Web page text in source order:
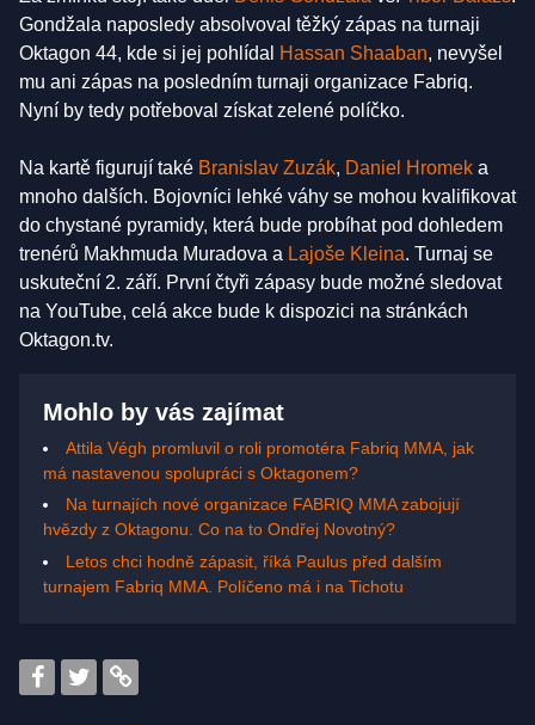
Gondžala naposledy absolvoval těžký zápas na turnaji
Oktagon 44, kde si jej pohlídal
Hassan Shaaban, nevyšel
mu ani zápas na posledním turnaji organizace Fabriq.
Nyní by tedy potřeboval získat zelené políčko.
Na kartě figurují také Branislav Zuzák, Daniel Hromek a
mnoho dalších. Bojovníci lehké váhy se mohou kvalifikovat
do chystané pyramidy, která bude probíhat pod dohledem
trenérů Makhmuda Muradova a Lajoše Kleina. Turnaj se
uskuteční 2. září. První čtyři zápasy bude možné sledovat
na YouTube, celá akce bude k dispozici na stránkách
Oktagon.tv.
Mohlo by vás zajímat
Attila Végh promluvil o roli promotéra Fabriq MMA, jak
má nastavenou spolupráci s Oktagonem?
Na turnajích nové organizace FABRIQ MMA zabojují
hvězdy z Oktagonu. Co na to Ondřej Novotný?
Letos chci hodně zápasit, říká Paulus před dalším
turnajem Fabriq MMA. Políčeno má i na Tichotu